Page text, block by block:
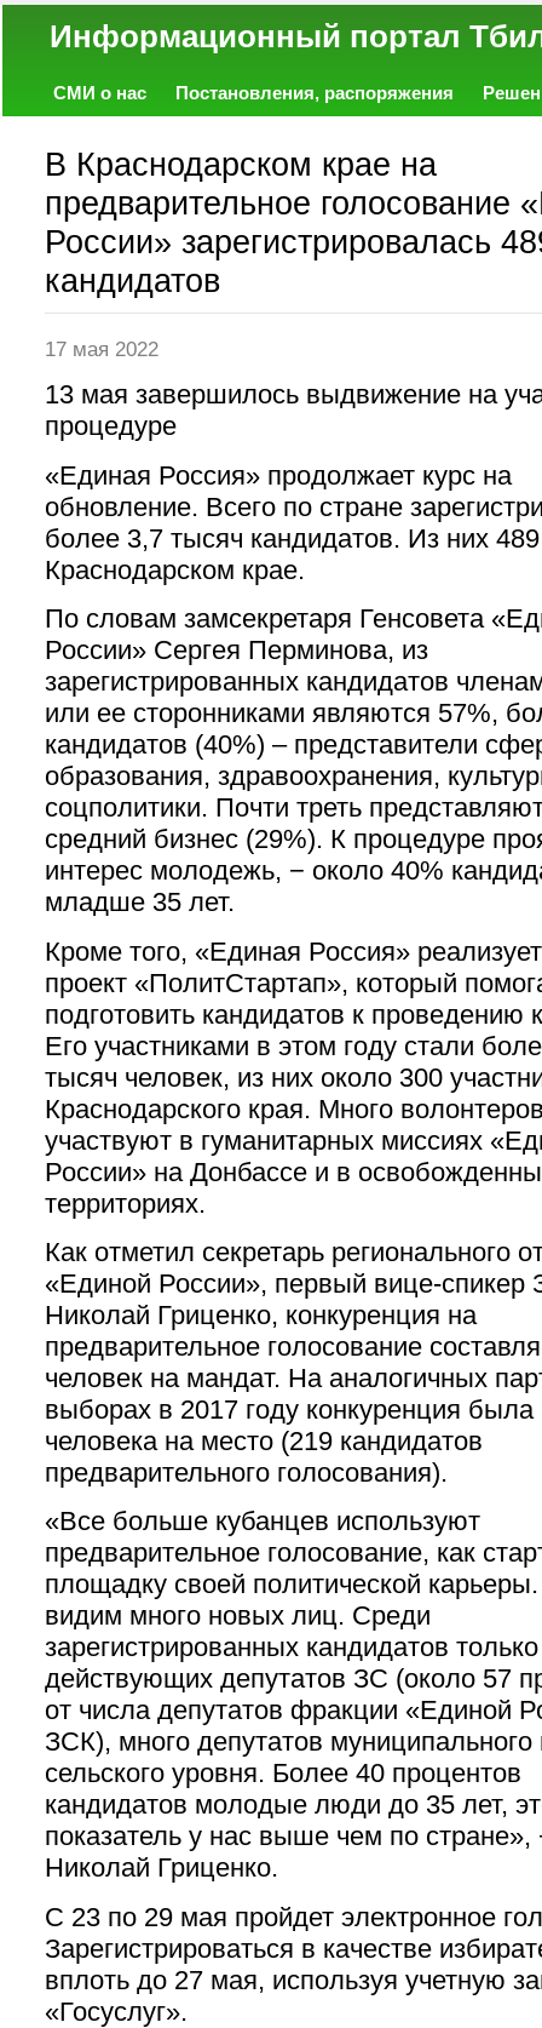
Информационный
СМИ о нас Постановления, распоряжения
В Краснодарском крае на
предварительное голосование
России» зарегистрировалась
кандидатов
17 мая 2022
13 мая завершилось выдвижение на
процедуре
«Единая Россия» продолжает курс на
обновление. Всего по стране
более 3,7 тысяч кандидатов. Из них
Краснодарском крае.
По словам замсекретаря Генсовета
России» Сергея Перминова, из
зарегистрированных кандидатов
или ее сторонниками являются 57%,
кандидатов (40%) – представители
образования, здравоохранения,
соцполитики. Почти треть
средний бизнес (29%). К процедуре
интерес молодежь, − около 40%
младше 35 лет.
Кроме того, «Единая Россия»
проект «ПолитСтартап», который
подготовить кандидатов к проведению
Его участниками в этом году стали
тысяч человек, из них около 300
Краснодарского края. Много
участвуют в гуманитарных миссиях
России» на Донбассе и в
территориях.
Как отметил секретарь регионального
«Единой России», первый вице-спикер
Николай Гриценко, конкуренция на
предварительное голосование
человек на мандат. На аналогичных
выборах в 2017 году конкуренция была
человека на место (219 кандидатов
предварительного голосования).
«Все больше кубанцев используют
предварительное голосование, как
площадку своей политической
видим много новых лиц. Среди
зарегистрированных кандидатов
действующих депутатов ЗС (около 57
от числа депутатов фракции «Единой
ЗСК), много депутатов муниципального
сельского уровня. Более 40 процентов
кандидатов молодые люди до 35 лет,
показатель у нас выше чем по стране»,
Николай Гриценко.
С 23 по 29 мая пройдет электронное
Зарегистрироваться в качестве
вплоть до 27 мая, используя учетную
«Госуслуг».